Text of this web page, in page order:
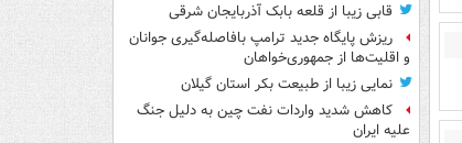
قابی زیبا از قلعه بابک آذربایجان شرقی
ریزش پایگاه جدید ترامپ بافاصله‌گیری جوانان
و اقلیت‌ها از جمهوری‌خواهان
نمایی زیبا از طبیعت بکر استان گیلان
کاهش شدید واردات نفت چین به دلیل جنگ
علیه ایران